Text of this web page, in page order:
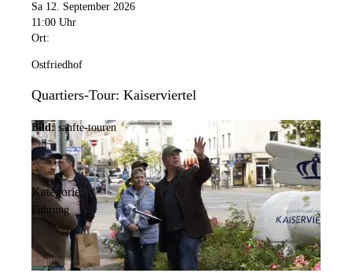
Sa 12. September 2026
11:00 Uhr
Ort:
Ostfriedhof
Quartiers-Tour: Kaiserviertel
Bild: sanfte-touren
Kategorie:
Führung